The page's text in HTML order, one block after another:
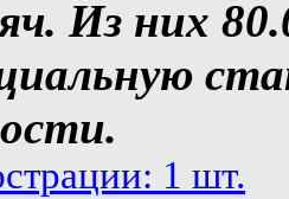
Из них
1 шт.